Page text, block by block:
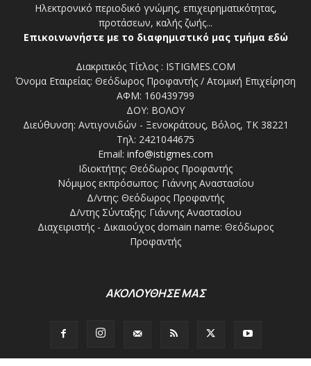
Ηλεκτρονικό περιοδικό γνώμης, επιχειρηματικότητας,
προτάσεων, καλής ζωής...
Επικοινωνήστε με το διαφημιστικό μας τμήμα εδώ
Διακριτικός Τίτλος : ISTIGMES.COM
Όνομα Εταιρείας: Θεόδωρος Προφαντής / Ατομική Επιχείρηση
ΑΦΜ: 160439799
ΔΟΥ: ΒΟΛΟΥ
Διεύθυνση: Αντιγονιδών - Ξενοκράτους, Βόλος, ΤΚ 38221
Τηλ: 2421044675
Email: info@istigmes.com
Ιδιοκτήτης: Θεόδωρος Προφαντής
Νόμιμος εκπρόσωπος: Γιάννης Αναστασίου
Δ/ντης: Θεόδωρος Προφαντής
Δ/ντης Σύνταξης: Γιάννης Αναστασίου
Διαχειριστής - Δικαιούχος domain name: Θεόδωρος
Προφαντής
ΑΚΟΛΟΥΘΗΣΕ ΜΑΣ